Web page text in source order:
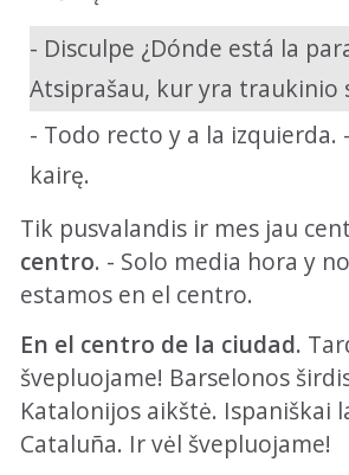
- Disculpe ¿Dónde está la
Atsiprašau, kur yra traukinio
- Todo recto y a la izquierda.
kairę.
Tik pusvalandis ir mes jau
centro. - Solo media hora y
estamos en el centro.
En el centro de la ciudad.
švepluojame! Barselonos
Katalonijos aikštė. Ispaniškai
Cataluña. Ir vėl švepluojame!